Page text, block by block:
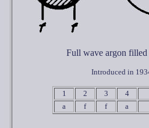
Full wave argon filled
Introduced in
1 2 3 4
a
f f a